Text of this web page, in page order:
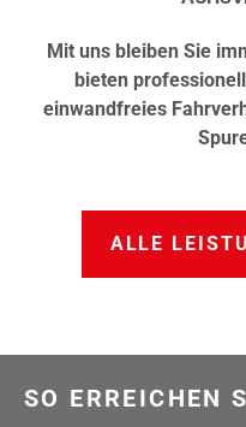
Mit uns bleiben Sie
bieten
einwandfreies
ALLE
SO ERREICHEN